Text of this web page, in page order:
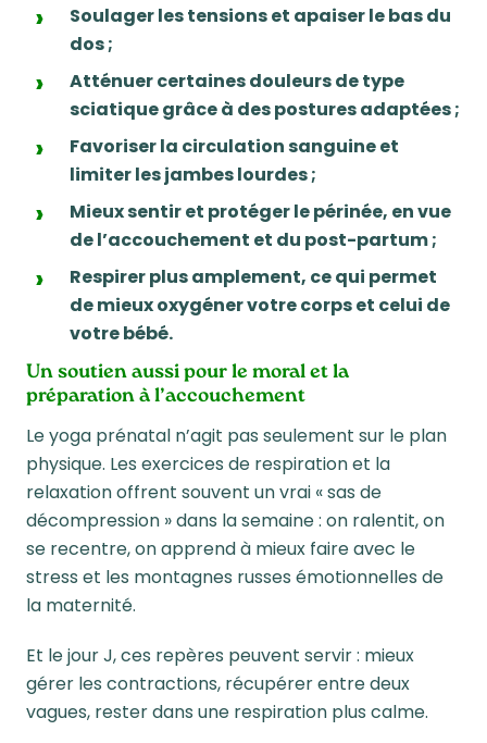
Soulager les tensions et apaiser le bas du
dos ;
Atténuer certaines douleurs de type
sciatique grâce à des postures adaptées ;
Favoriser la circulation sanguine et
limiter les jambes lourdes ;
Mieux sentir et protéger le périnée, en vue
de l’accouchement et du post-partum ;
Respirer plus amplement, ce qui permet
de mieux oxygéner votre corps et celui de
votre bébé.
Un soutien aussi pour le moral et la
préparation à l’accouchement
Le yoga prénatal n’agit pas seulement sur le plan
physique. Les exercices de respiration et la
relaxation offrent souvent un vrai « sas de
décompression » dans la semaine : on ralentit, on
se recentre, on apprend à mieux faire avec le
stress et les montagnes russes émotionnelles de
la maternité.
Et le jour J, ces repères peuvent servir : mieux
gérer les contractions, récupérer entre deux
vagues, rester dans une respiration plus calme.